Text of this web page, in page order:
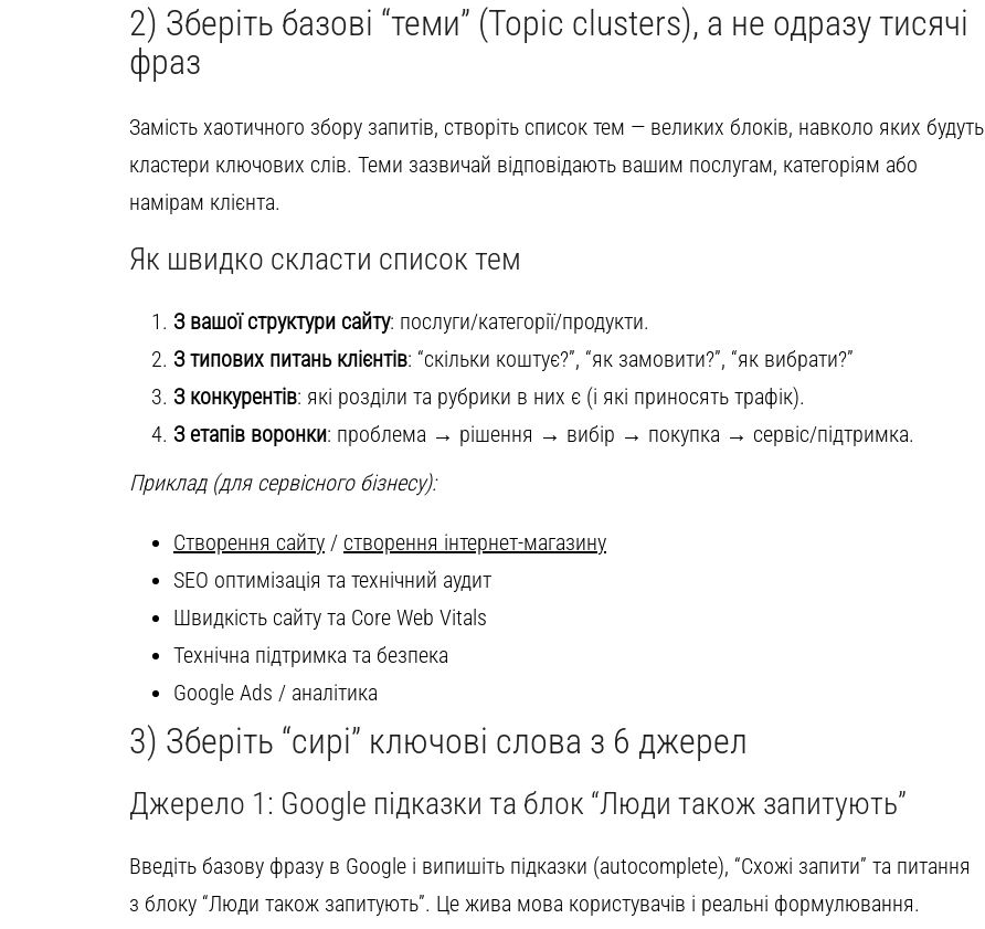
2) Зберіть базові “теми” (Topic clusters), а не одразу тисячі
фраз
Замість хаотичного збору запитів, створіть список тем — великих блоків, навколо яких будуть
кластери ключових слів. Теми зазвичай відповідають вашим послугам, категоріям або
намірам клієнта.
Як швидко скласти список тем
З вашої структури сайту: послуги/категорії/продукти.
З типових питань клієнтів: “скільки коштує?”, “як замовити?”, “як вибрати?”
З конкурентів: які розділи та рубрики в них є (і які приносять трафік).
З етапів воронки: проблема → рішення → вибір → покупка → сервіс/підтримка.
Приклад (для сервісного бізнесу):
Створення сайту / створення інтернет-магазину
SEO оптимізація та технічний аудит
Швидкість сайту та Core Web Vitals
Технічна підтримка та безпека
Google Ads / аналітика
3) Зберіть “сирі” ключові слова з 6 джерел
Джерело 1: Google підказки та блок “Люди також запитують”
Введіть базову фразу в Google і випишіть підказки (autocomplete), “Схожі запити” та питання
з блоку “Люди також запитують”. Це жива мова користувачів і реальні формулювання.